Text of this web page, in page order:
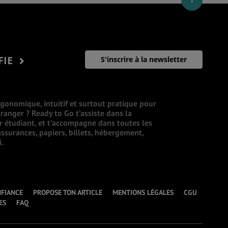
S'inscrire à la newsletter
intuitif et surtout pratique pour
? Ready to Go t’assiste dans la
et t’accompagne dans toutes les
papiers, billets, hébergement,
PROPOSE TON ARTICLE MENTIONS LÉGALES
CGU
FAQ